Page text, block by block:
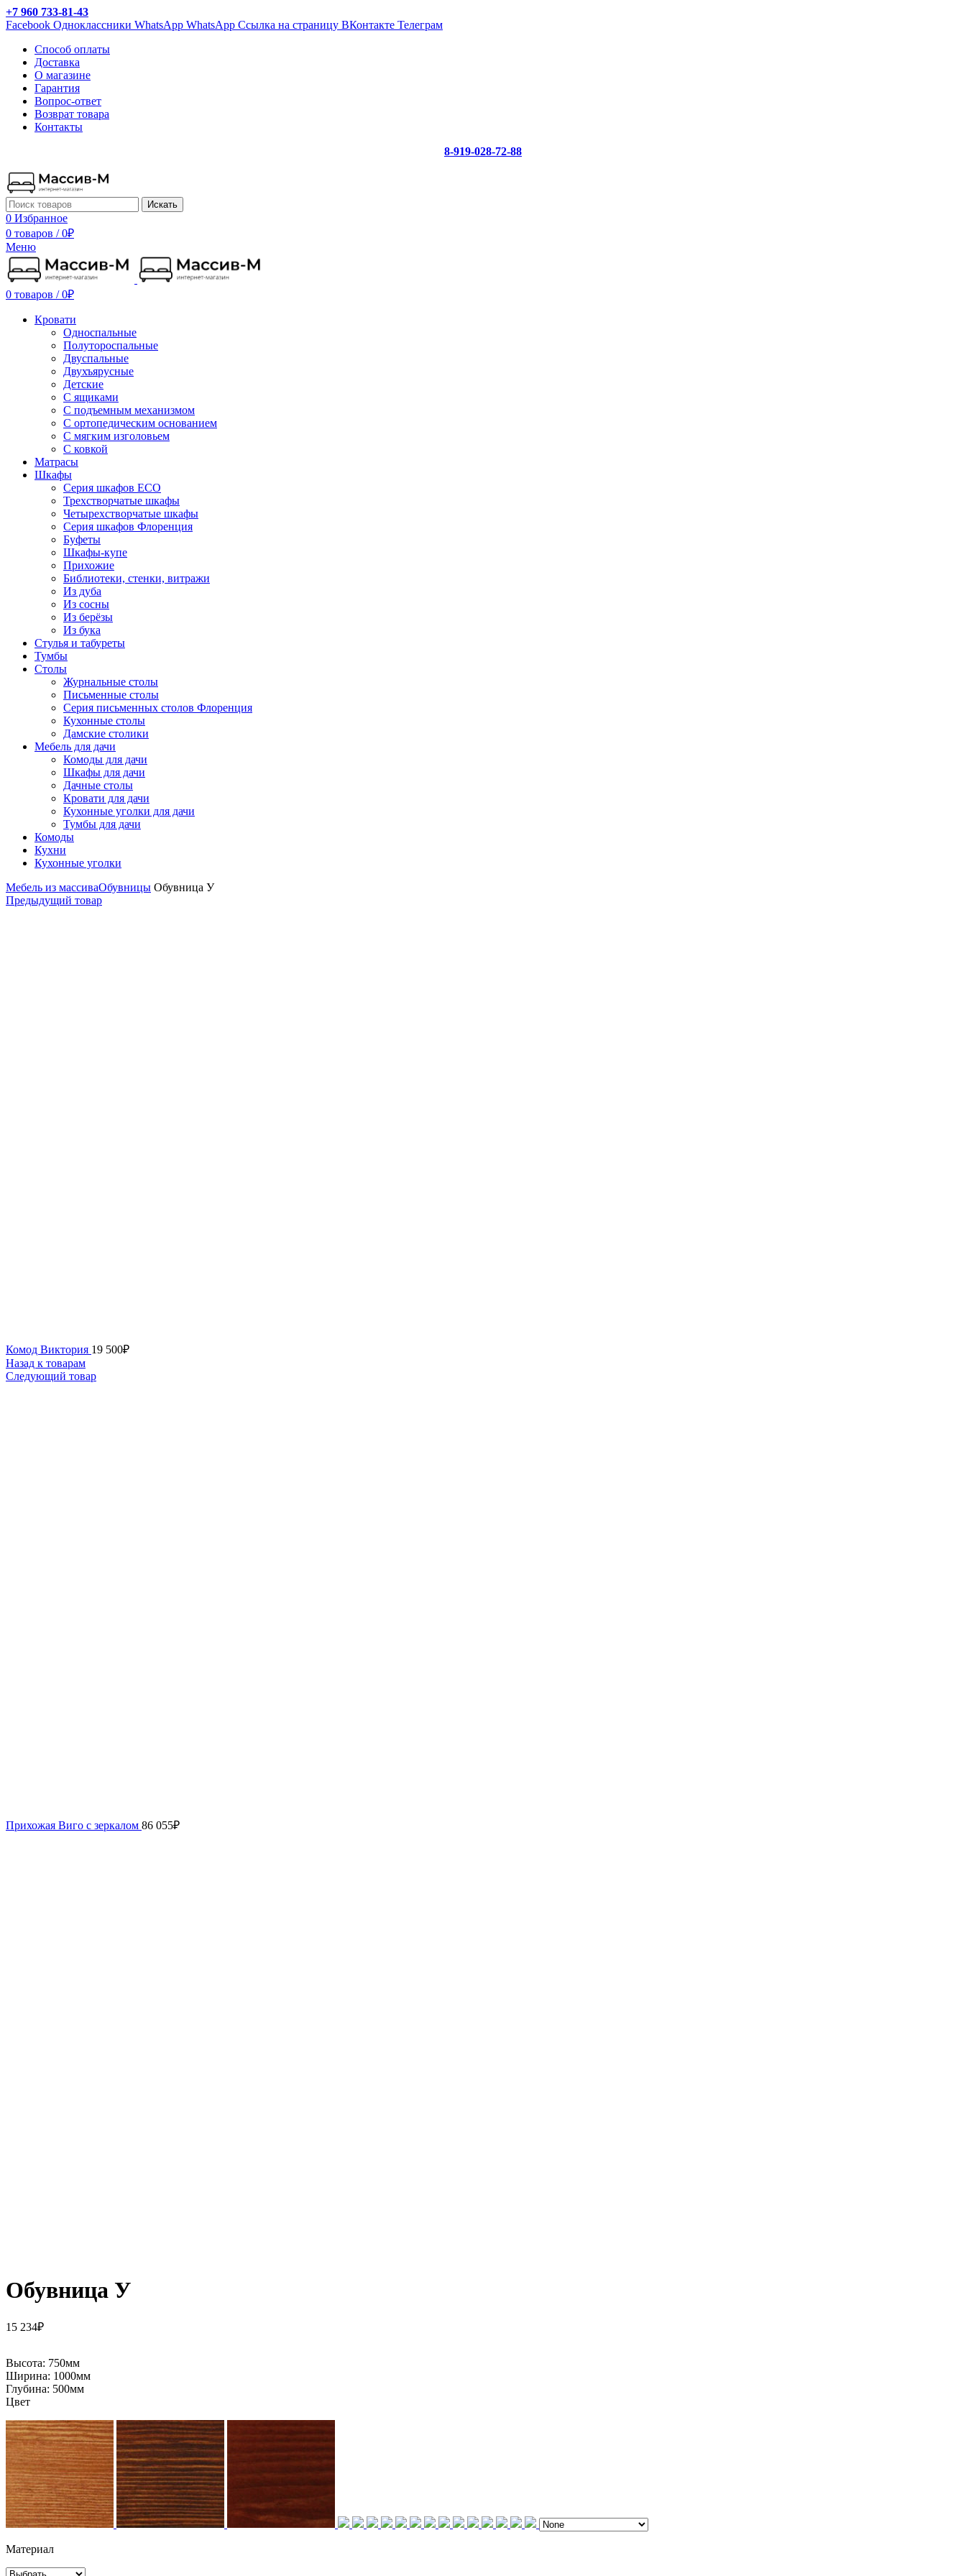
+7 960 733-81-43
Facebook Одноклассники WhatsApp WhatsApp Ссылка на страницу ВКонтакте Телеграм
Способ оплаты
Доставка
О магазине
Гарантия
Вопрос-ответ
Возврат товара
Контакты
8-919-028-72-88
Искать
0 Избранное
0 товаров / 0₽
Меню
0 товаров / 0₽
Кровати
Односпальные
Полутороспальные
Двуспальные
Двухъярусные
Детские
С ящиками
С подъемным механизмом
С ортопедическим основанием
С мягким изголовьем
С ковкой
Матрасы
Шкафы
Серия шкафов ECO
Трехстворчатые шкафы
Четырехстворчатые шкафы
Серия шкафов Флоренция
Буфеты
Шкафы-купе
Прихожие
Библиотеки, стенки, витражи
Из дуба
Из сосны
Из берёзы
Из бука
Стулья и табуреты
Тумбы
Столы
Журнальные столы
Письменные столы
Серия письменных столов Флоренция
Кухонные столы
Дамские столики
Мебель для дачи
Комоды для дачи
Шкафы для дачи
Дачные столы
Кровати для дачи
Кухонные уголки для дачи
Тумбы для дачи
Комоды
Кухни
Кухонные уголки
Мебель из массиваОбувницы Обувница У
Предыдущий товар
Комод Виктория 19 500₽
Назад к товарам
Следующий товар
Прихожая Виго с зеркалом 86 055₽
Обувница У
15 234₽
Высота: 750мм
Ширина: 1000мм
Глубина: 500мм
Цвет
Материал